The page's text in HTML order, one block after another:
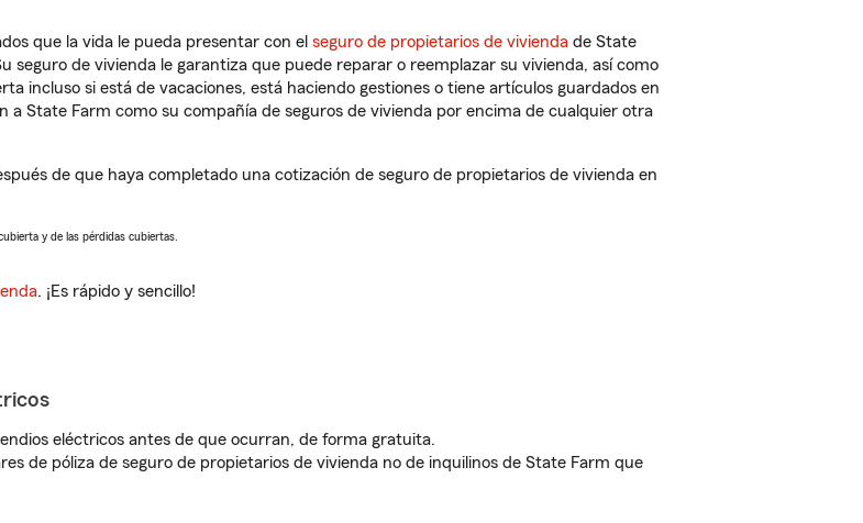
que la vida le pueda presentar con el seguro de propietarios de vivienda de State
seguro de vivienda le garantiza que puede reparar o reemplazar su vivienda, así como
incluso si está de vacaciones, está haciendo gestiones o tiene artículos guardados en
a State Farm como su compañía de seguros de vivienda por encima de cualquier otra
de que haya completado una cotización de seguro de propietarios de vivienda en
y de las pérdidas cubiertas.
. ¡Es rápido y sencillo!
eléctricos antes de que ocurran, de forma gratuita.
de póliza de seguro de propietarios de vivienda no de inquilinos de State Farm que